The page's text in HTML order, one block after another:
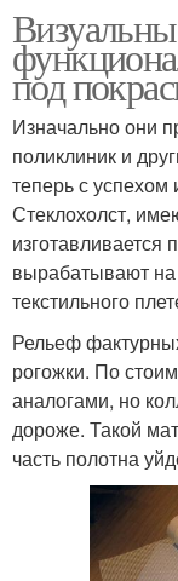
под
Изначально они
поликлиник и
теперь с успехом
Стеклохолст,
изготавливается
вырабатывают на
текстильного
Рельеф
рогожки. По
аналогами, но
дороже. Такой
часть полотна